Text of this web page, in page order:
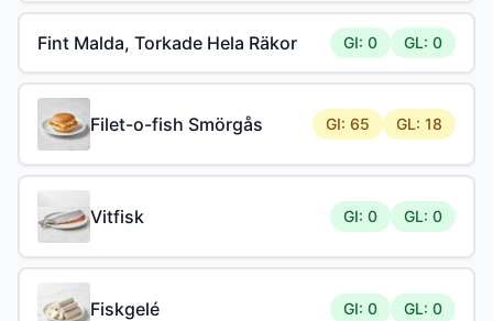
Fint Malda, Torkade Hela Räkor GI: 0 GL: 0
Filet-o-fish Smörgås GI: 65 GL: 18
Vitfisk GI: 0 GL: 0
Fiskgelé GI: 0 GL: 0